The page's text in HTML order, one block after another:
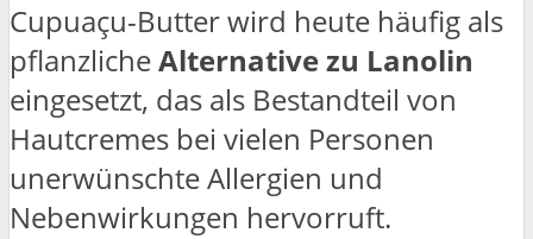
Cupuaçu-Butter wird heute häufig als
pflanzlicheAlternative zu Lanolin
eingesetzt, das als Bestandteil von
Hautcremes bei vielen Personen
unerwünschte Allergien und
Nebenwirkungen hervorruft.